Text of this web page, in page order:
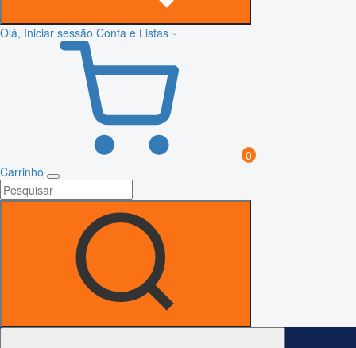
Olá, Iniciar sessão Conta e Listas
0
Carrinho